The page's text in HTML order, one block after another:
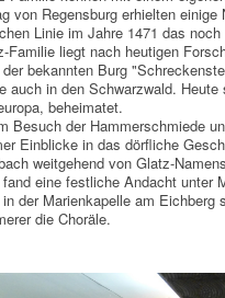
von Regensburg erhielten
Linie im Jahre 1471 das
Familie liegt nach heutigen
bekannten Burg
auch in den Schwarzwald.
beheimatet.
Besuch der Hammerschmiede
Einblicke in das dörfliche
weitgehend von Glatz-
eine festliche Andacht unter
der Marienkapelle am Eichberg
die Choräle.